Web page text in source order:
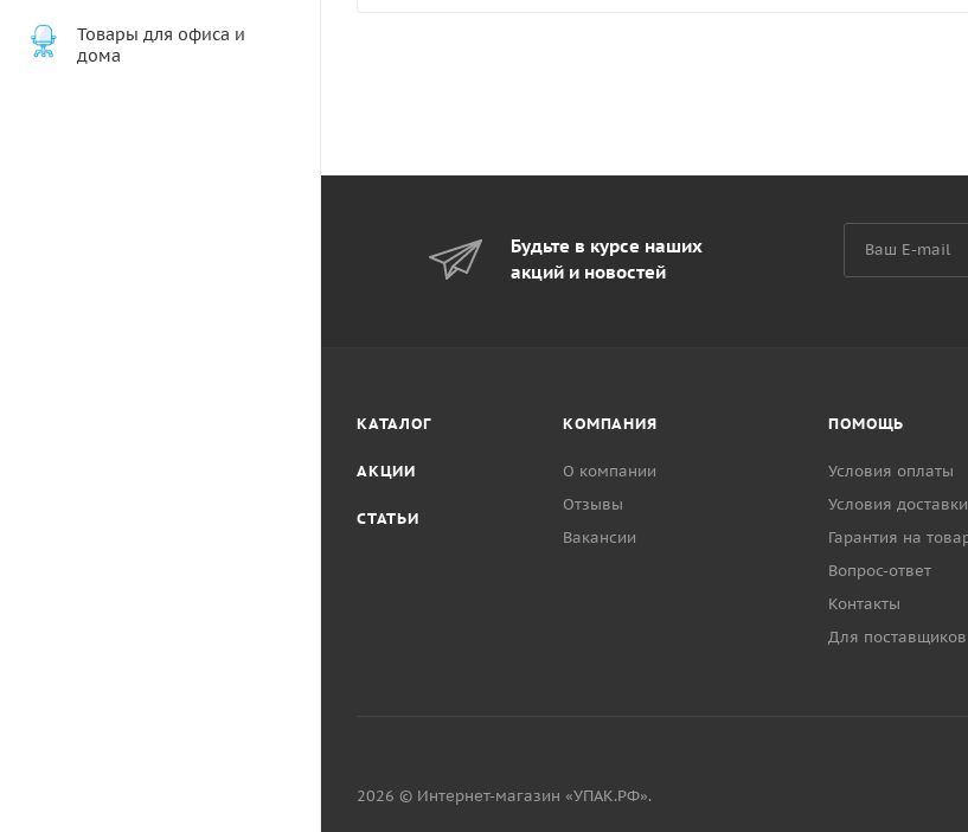
Товары для офиса и
дома
Будьте в курсе наших
акций и новостей
КАТАЛОГ
АКЦИИ
СТАТЬИ
КОМПАНИЯ
О компании
Отзывы
Вакансии
ПОМОЩЬ
Условия оплаты
Условия доставки
Гарантия на
Вопрос-ответ
Контакты
Для поставщиков
2026 © Интернет-магазин «УПАК.РФ».